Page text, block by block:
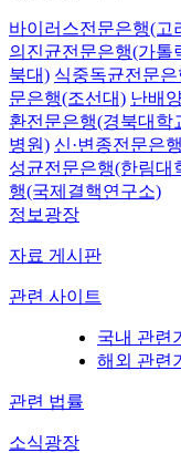
바이러스전문은행(고
의진균전문은행(가톨
북대) 식중독균전문
문은행(조선대) 난배
환전문은행(경북대학
병원) 신·변종전문은
성균전문은행(한림대
행(국제결핵연구소)
정보광장
자료 게시판
관련 사이트
국내 관련
해외 관련
관련 법률
소식광장